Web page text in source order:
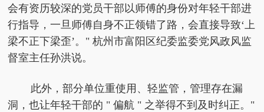
会有资历较深的党员干部以师傅的身份对年轻干部进
行指导，一旦师傅自身不正领错了路，会直接导致‘上
梁不正下梁歪’。" 杭州市富阳区纪委监委党风政风监
督室主任孙洪说。
此外，部分单位重使用、轻监管，管理存在漏
洞，也让年轻干部的 " 偏航 " 之举得不到及时纠正。"